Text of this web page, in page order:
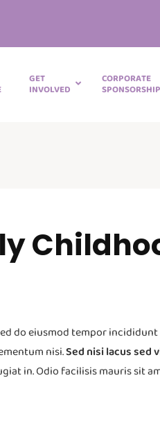
GET
INVOLVED
CORPORATE
SPONSORSHIP
do eiusmod tempor
nisi.Sed nisi lacus sed
in. Odio facilisis mauris sit